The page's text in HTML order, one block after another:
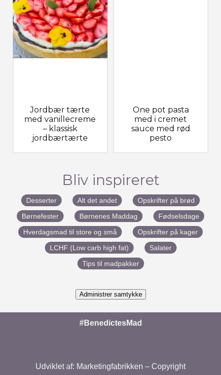
Jordbær tærte
med vanillecreme
– klassisk
jordbærtærte
One pot pasta
med i cremet
sauce med rød
pesto
Bliv inspireret
Desserter Alt det andet
Opskrifter på brød
Børnefester
Børnenes Maddag
Fødselsdage
Hverdagsmad til store og små
Opskrifter på kager
LCHF (Low carb high fat)
Salater
Tips til madpakker
Administrer samtykke
#BenedictesMad
Udviklet af: Marketingfabrikken – Copyright